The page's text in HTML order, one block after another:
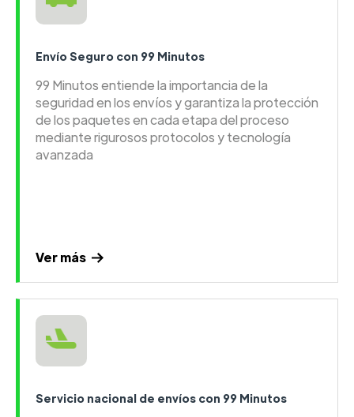
Envío Seguro con 99 Minutos
99 Minutos entiende la importancia de la
seguridad en los envíos y garantiza la protección
de los paquetes en cada etapa del proceso
mediante rigurosos protocolos y tecnología
avanzada
Ver más
Servicio nacional de envíos con 99 Minutos